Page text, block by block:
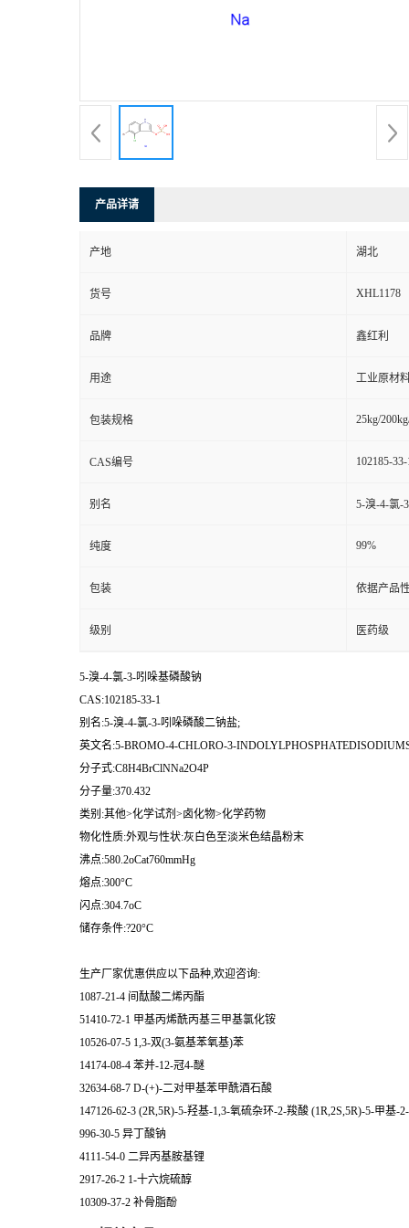
产品详请
产地 湖北
货号 XHL1178
品牌 鑫红利
用途 工业原材
包装规格 25kg/
CAS编号 102185-33-
别名 5-溴-4-氯-
纯度 99%
包装 依据产品
级别 医药级
5-溴-4-氯-3-吲哚基磷酸钠
CAS:102185-33-1
别名:5-溴-4-氯-3-吲哚磷酸二钠盐;
英文名:5-BROMO-4-CHLORO-3-
分子式:C8H4BrClNNa2O4P
分子量:370.432
类别:其他>化学试剂>卤化物>化学药物
物化性质:外观与性状:灰白色至淡米色结晶粉末
沸点:580.2oCat760mmHg
熔点:300°C
闪点:304.7oC
储存条件:?20°C
生产厂家优惠供应以下品种,欢迎咨询:
1087-21-4 间酞酸二烯丙酯
51410-72-1 甲基丙烯酰丙基三甲基氯化铵
10526-07-5 1,3-双(3-氨基苯氧基)苯
14174-08-4 苯并-12-冠4-醚
32634-68-7 D-(+)-二对甲基苯甲酰酒石酸
147126-62-3 (2R,5R)-5-羟基-1,3-氧硫杂环-2-羧酸 (1R,2S,5R)-5-甲基-
996-30-5 异丁酸钠
4111-54-0 二异丙基胺基锂
2917-26-2 1-十六烷硫醇
10309-37-2 补骨脂酚